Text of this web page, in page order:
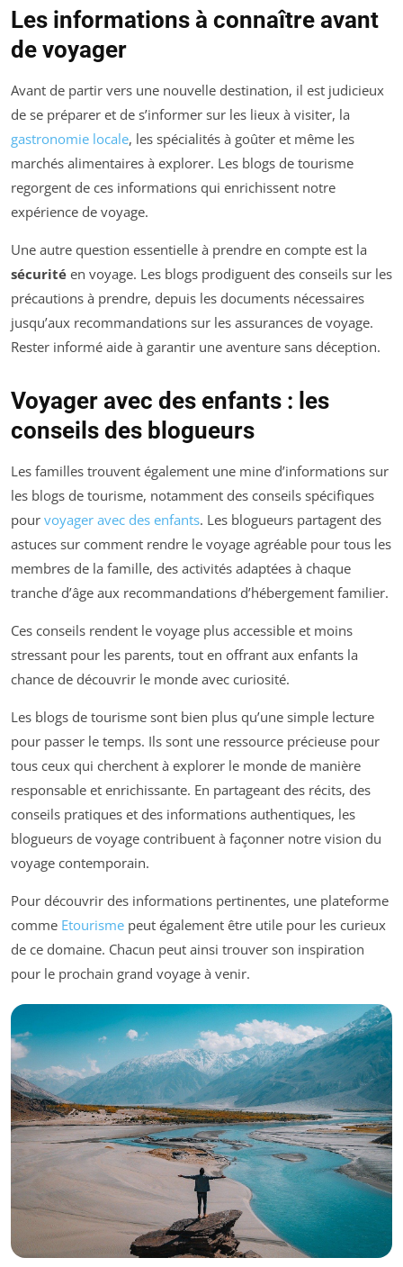
Les informations à connaître avant
de voyager
Avant de partir vers une nouvelle destination, il est judicieux
de se préparer et de s’informer sur les lieux à visiter, la
gastronomie locale, les spécialités à goûter et même les
marchés alimentaires à explorer. Les blogs de tourisme
regorgent de ces informations qui enrichissent notre
expérience de voyage.
Une autre question essentielle à prendre en compte est la
sécurité en voyage. Les blogs prodiguent des conseils sur les
précautions à prendre, depuis les documents nécessaires
jusqu’aux recommandations sur les assurances de voyage.
Rester informé aide à garantir une aventure sans déception.
Voyager avec des enfants : les
conseils des blogueurs
Les familles trouvent également une mine d’informations sur
les blogs de tourisme, notamment des conseils spécifiques
pour voyager avec des enfants. Les blogueurs partagent des
astuces sur comment rendre le voyage agréable pour tous les
membres de la famille, des activités adaptées à chaque
tranche d’âge aux recommandations d’hébergement familier.
Ces conseils rendent le voyage plus accessible et moins
stressant pour les parents, tout en offrant aux enfants la
chance de découvrir le monde avec curiosité.
Les blogs de tourisme sont bien plus qu’une simple lecture
pour passer le temps. Ils sont une ressource précieuse pour
tous ceux qui cherchent à explorer le monde de manière
responsable et enrichissante. En partageant des récits, des
conseils pratiques et des informations authentiques, les
blogueurs de voyage contribuent à façonner notre vision du
voyage contemporain.
Pour découvrir des informations pertinentes, une plateforme
comme Etourisme peut également être utile pour les curieux
de ce domaine. Chacun peut ainsi trouver son inspiration
pour le prochain grand voyage à venir.